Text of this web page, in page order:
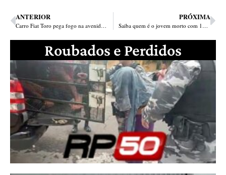
ANTERIOR
Carro Fiat Toro pega fogo na avenida Duque de Caxias em Teresina
PRÓXIMA
Saiba quem é o jovem morto com 10 tiros na estrada do Povoado Alegria
Roubados e Perdidos